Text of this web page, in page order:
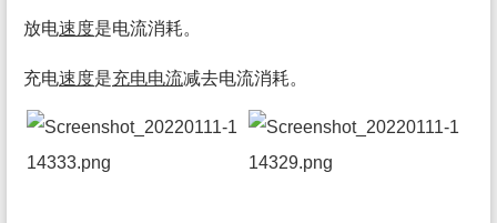
放电速度是电流消耗。
充电速度是充电电流减去电流消耗。